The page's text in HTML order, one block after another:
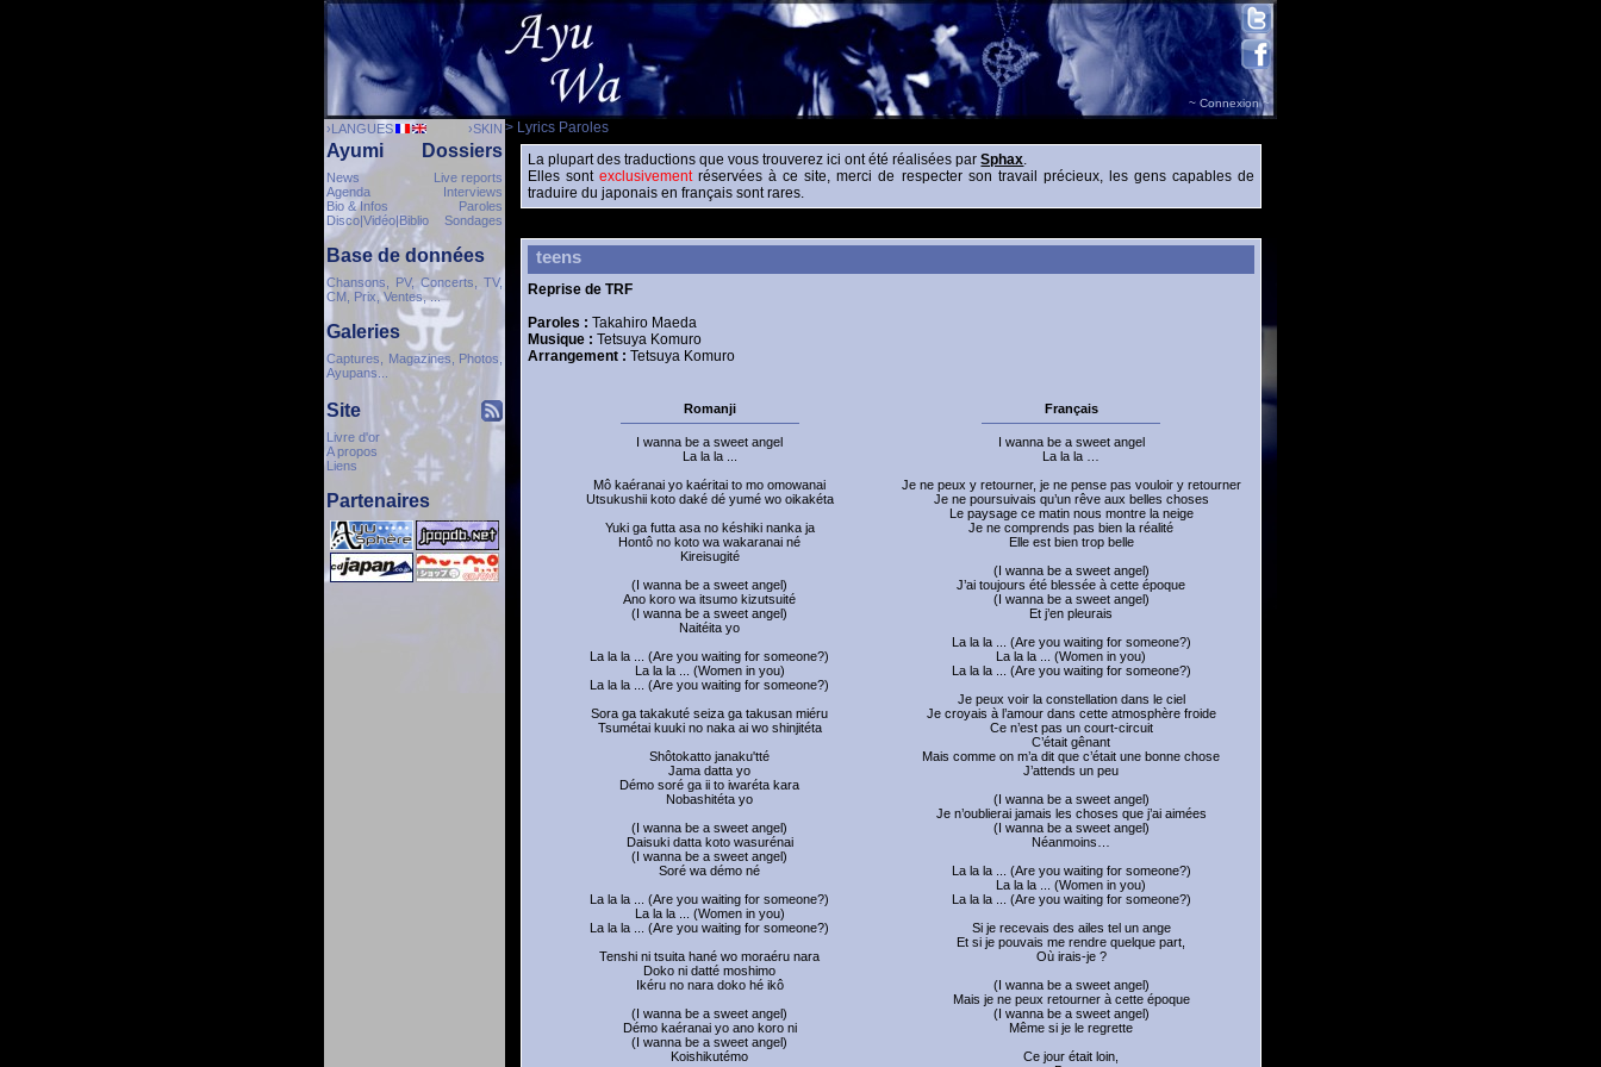
~ Connexion ~
›LANGUES ›SKIN
Ayumi
News
Agenda
Bio & Infos
Disco|Vidéo|Biblio
Dossiers
Live reports
Interviews
Paroles
Sondages
Base de données
Chansons, PV, Concerts, TV,
CM, Prix, Ventes, ...
Galeries
Captures, Magazines, Photos,
Ayupans...
Site
Livre d'or
A propos
Liens
Partenaires
> Lyrics Paroles
La plupart des traductions que vous trouverez ici ont été réalisées parSphax.
Elles sontexclusivementréservées à ce site, merci de respecter son travail précieux, les gens capables de
traduire du japonais en français sont rares.
teens
Reprise de TRF
Paroles : Takahiro Maeda
Musique : Tetsuya Komuro
Arrangement : Tetsuya Komuro
Romanji Français
I wanna be a sweet angel
La la la ...
Mô kaéranai yo kaéritai to mo omowanai
Utsukushii koto daké dé yumé wo oikakéta
Yuki ga futta asa no késhiki nanka ja
Hontô no koto wa wakaranai né
Kireisugité
(I wanna be a sweet angel)
Ano koro wa itsumo kizutsuité
(I wanna be a sweet angel)
Naitéita yo
La la la ... (Are you waiting for someone?)
La la la ... (Women in you)
La la la ... (Are you waiting for someone?)
Sora ga takakuté seiza ga takusan miéru
Tsumétai kuuki no naka ai wo shinjitéta
Shôtokatto janaku'tté
Jama datta yo
Démo soré ga ii to iwaréta kara
Nobashitéta yo
(I wanna be a sweet angel)
Daisuki datta koto wasurénai
(I wanna be a sweet angel)
Soré wa démo né
La la la ... (Are you waiting for someone?)
La la la ... (Women in you)
La la la ... (Are you waiting for someone?)
Tenshi ni tsuita hané wo moraéru nara
Doko ni datté moshimo
Ikéru no nara doko hé ikô
(I wanna be a sweet angel)
Démo kaéranai yo ano koro ni
(I wanna be a sweet angel)
Koishikutémo
I wanna be a sweet angel
La la la …
Je ne peux y retourner, je ne pense pas vouloir y retourner
Je ne poursuivais qu’un rêve aux belles choses
Le paysage ce matin nous montre la neige
Je ne comprends pas bien la réalité
Elle est bien trop belle
(I wanna be a sweet angel)
J’ai toujours été blessée à cette époque
(I wanna be a sweet angel)
Et j’en pleurais
La la la ... (Are you waiting for someone?)
La la la ... (Women in you)
La la la ... (Are you waiting for someone?)
Je peux voir la constellation dans le ciel
Je croyais à l’amour dans cette atmosphère froide
Ce n’est pas un court-circuit
C’était gênant
Mais comme on m’a dit que c’était une bonne chose
J’attends un peu
(I wanna be a sweet angel)
Je n’oublierai jamais les choses que j’ai aimées
(I wanna be a sweet angel)
Néanmoins…
La la la ... (Are you waiting for someone?)
La la la ... (Women in you)
La la la ... (Are you waiting for someone?)
Si je recevais des ailes tel un ange
Et si je pouvais me rendre quelque part,
Où irais-je ?
(I wanna be a sweet angel)
Mais je ne peux retourner à cette époque
(I wanna be a sweet angel)
Même si je le regrette
Ce jour était loin,